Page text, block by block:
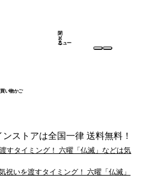
買い物かご
メ
ニュー
閉
じ
る
ストアは全国一律 送料無料！
すタイミング！ 六曜「仏滅」などは気
祝いを渡すタイミング！ 六曜「仏滅」